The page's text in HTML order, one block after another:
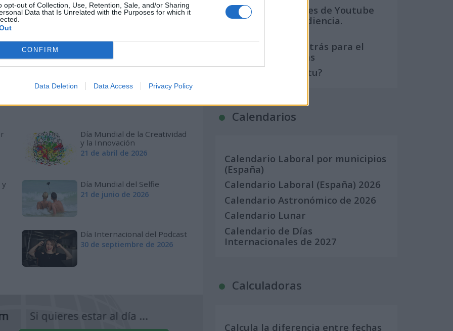
opt-out of Collection, Use, Retention, Sale, and/or Sharing
Data that Is Unrelated with the Purposes for which it
CONFIRM
Data Deletion Data Access Privacy Policy
y quieres enviarnos más información,
de redacción aquí.
podrían interesarte
Día Mundial de la Creatividad
y la Innovación
21 de abril de 2026
Día Mundial del Selfie
21 de junio de 2026
Día Internacional del Podcast
30 de septiembre de 2026
Los mejores canales de Youtube
según nuestra audiencia.
Crea una cuenta atrás para el
evento que quieras
¿Qué día crearías tu?
Calendarios
Calendario Laboral por municipios
(España)
Calendario Laboral (España) 2026
Calendario Astronómico de 2026
Calendario Lunar
Calendario de Días
Internacionales de 2027
Calculadoras
Calcula la diferencia entre fechas